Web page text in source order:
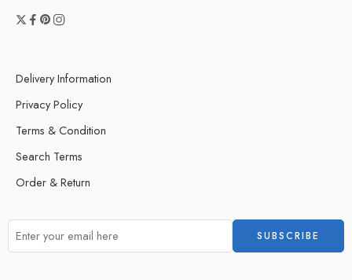
Delivery Information
Privacy Policy
Terms & Condition
Search Terms
Order & Return